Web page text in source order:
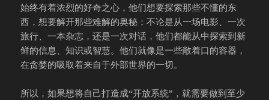
始终有着浓烈的好奇之心，他们想要探索那些不懂的东
西，想要解开那些难解的奥秘；不论是从一场电影、一次
旅行、一本杂志，还是一次对话，他们都能从中探索到新
鲜的信息、知识或智慧。他们就像是一些敞着口的容器，
在贪婪的吸取着来自于外部世界的一切。
所以，如果想将自己打造成“开放系统”，就需要做到至少